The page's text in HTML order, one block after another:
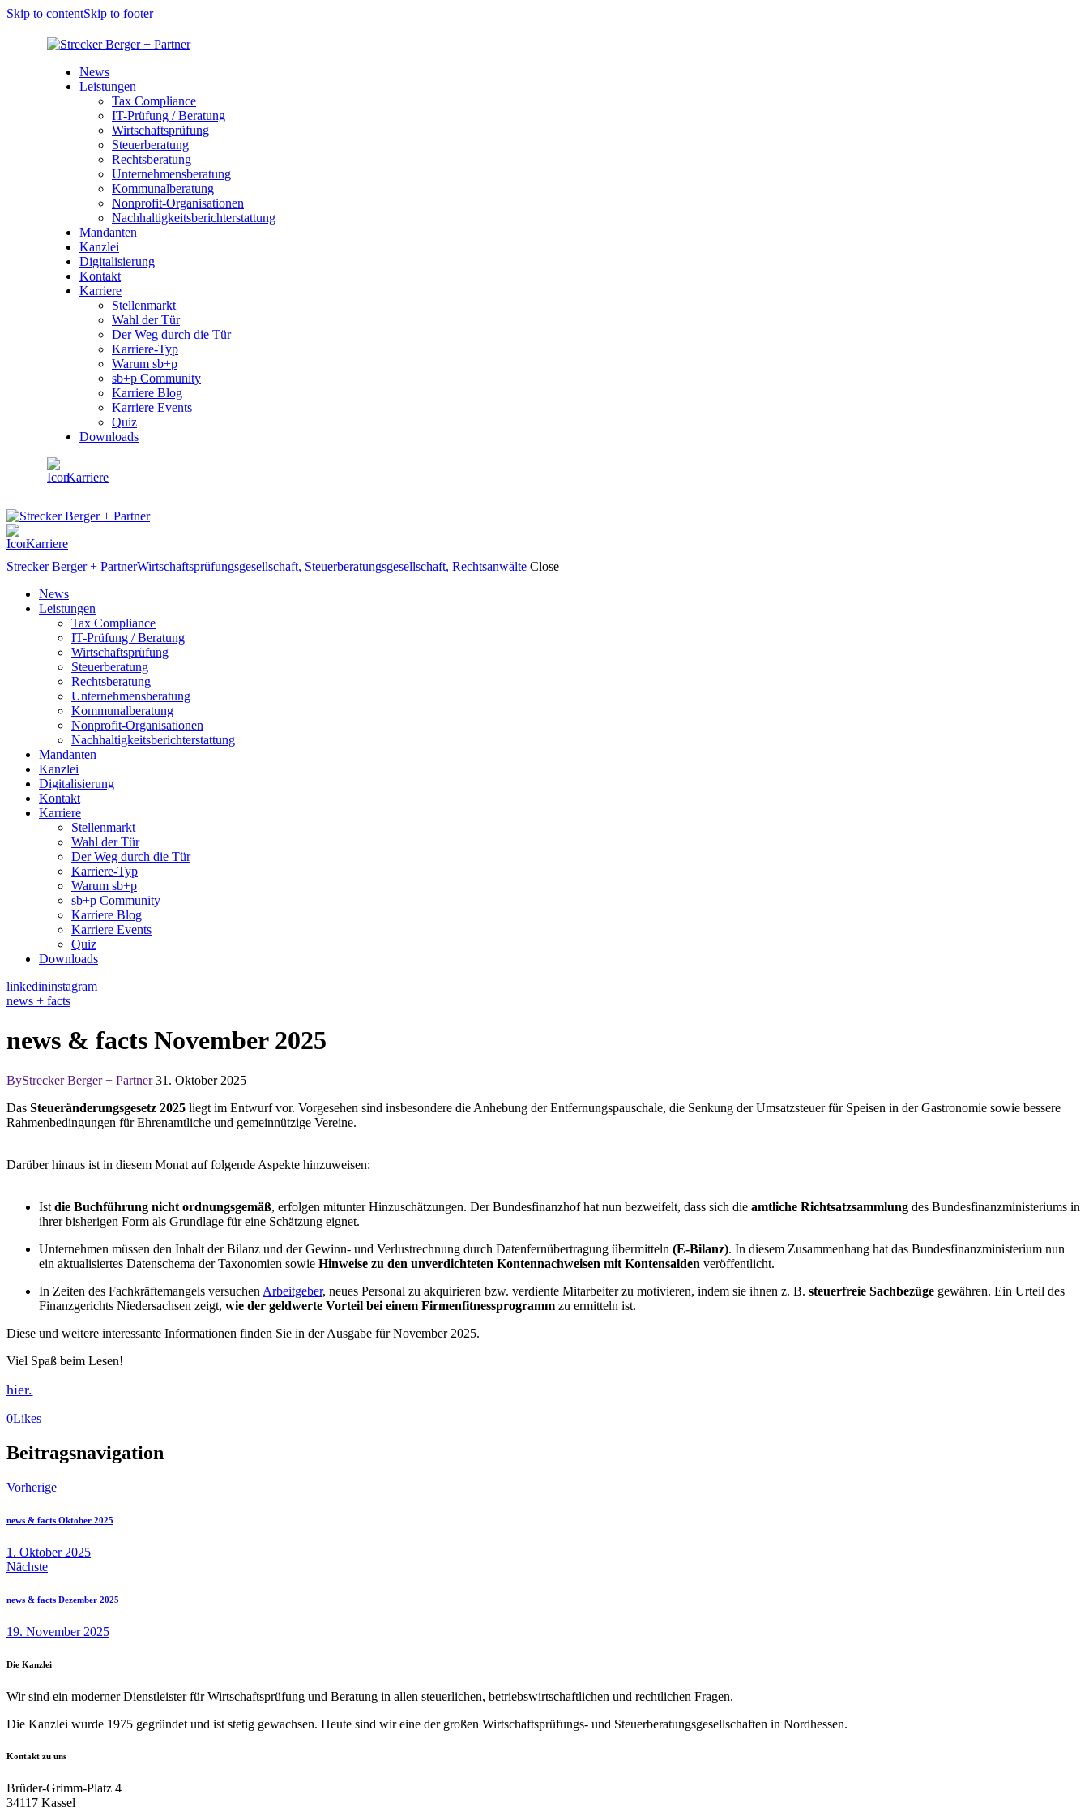
Skip to contentSkip to footer
News
Leistungen
Tax Compliance
IT-Prüfung / Beratung
Wirtschaftsprüfung
Steuerberatung
Rechtsberatung
Unternehmensberatung
Kommunalberatung
Nonprofit-Organisationen
Nachhaltigkeits­berichterstattung
Mandanten
Kanzlei
Digitalisierung
Kontakt
Karriere
Stellenmarkt
Wahl der Tür
Der Weg durch die Tür
Karriere-Typ
Warum sb+p
sb+p Community
Karriere Blog
Karriere Events
Quiz
Downloads
Karriere
Karriere
Strecker Berger + PartnerWirtschaftsprüfungsgesellschaft, Steuerberatungsgesellschaft, Rechtsanwälte Close
News
Leistungen
Tax Compliance
IT-Prüfung / Beratung
Wirtschaftsprüfung
Steuerberatung
Rechtsberatung
Unternehmensberatung
Kommunalberatung
Nonprofit-Organisationen
Nachhaltigkeits­berichterstattung
Mandanten
Kanzlei
Digitalisierung
Kontakt
Karriere
Stellenmarkt
Wahl der Tür
Der Weg durch die Tür
Karriere-Typ
Warum sb+p
sb+p Community
Karriere Blog
Karriere Events
Quiz
Downloads
linkedininstagram
news + facts
news & facts November 2025
ByStrecker Berger + Partner 31. Oktober 2025
Das Steueränderungsgesetz 2025 liegt im Entwurf vor. Vorgesehen sind insbesondere die Anhebung der Entfernungspauschale, die Senkung der Umsatzsteuer für Speisen in der Gastronomie sowie bessere
Rahmenbedingungen für Ehrenamtliche und gemeinnützige Vereine.
Darüber hinaus ist in diesem Monat auf folgende Aspekte hinzuweisen:
Ist die Buchführung nicht ordnungsgemäß, erfolgen mitunter Hinzuschätzungen. Der Bundesfinanzhof hat nun bezweifelt, dass sich die amtliche Richtsatzsammlung des Bundesfinanzministeriums in
ihrer bisherigen Form als Grundlage für eine Schätzung eignet.
Unternehmen müssen den Inhalt der Bilanz und der Gewinn- und Verlustrechnung durch Datenfernübertragung übermitteln (E-Bilanz). In diesem Zusammenhang hat das Bundesfinanzministerium nun
ein aktualisiertes Datenschema der Taxonomien sowie Hinweise zu den unverdichteten Kontennachweisen mit Kontensalden veröffentlicht.
In Zeiten des Fachkräftemangels versuchen Arbeitgeber, neues Personal zu akquirieren bzw. verdiente Mitarbeiter zu motivieren, indem sie ihnen z. B. steuerfreie Sachbezüge gewähren. Ein Urteil des
Finanzgerichts Niedersachsen zeigt, wie der geldwerte Vorteil bei einem Firmenfitnessprogramm zu ermitteln ist.
Diese und weitere interessante Informationen finden Sie in der Ausgabe für November 2025.
Viel Spaß beim Lesen!
hier.
0Likes
Beitragsnavigation
Vorherige
news & facts Oktober 2025
1. Oktober 2025
Nächste
news & facts Dezember 2025
19. November 2025
Die Kanzlei
Wir sind ein moderner Dienstleister für Wirtschaftsprüfung und Beratung in allen steuerlichen, betriebswirtschaftlichen und rechtlichen Fragen.
Die Kanzlei wurde 1975 gegründet und ist stetig gewachsen. Heute sind wir eine der großen Wirtschaftsprüfungs- und Steuer­beratungs­gesellschaften in Nordhessen.
Kontakt zu uns
Brüder-Grimm-Platz 4
34117 Kassel